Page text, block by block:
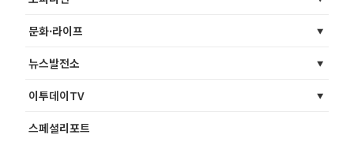
문화·라이프
뉴스발전소
이투데이TV
스페셜리포트